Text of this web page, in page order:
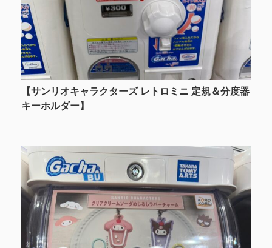
【サンリオキャラクターズ レトロミニ 定規＆分度器
キーホルダー】